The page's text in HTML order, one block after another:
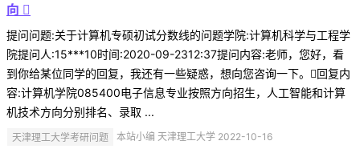
向 
提问问题:关于计算机专硕初试分数线的问题学院:计算机科学与工程学
院提问人:15***10时间:2020-09-2312:37提问内容:老师，您好，看
到你给某位同学的回复，我还有一些疑惑，想向您咨询一下。回复内
容:计算机学院085400电子信息专业按照方向招生，人工智能和计算
机技术方向分别排名、录取 ...
天津理工大学考研问题 本站小编 天津理工大学 2022-10-16